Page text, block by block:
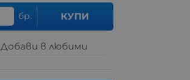
бр. КУПИ
Добави в любими